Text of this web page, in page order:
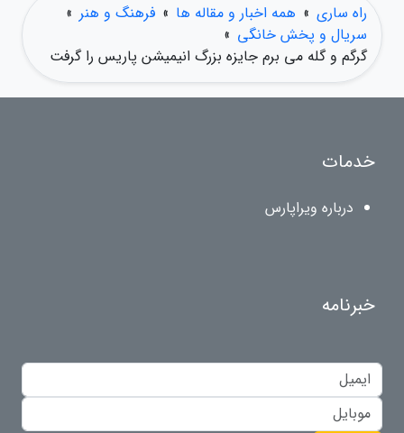
راه ساری » همه اخبار و مقاله ها » فرهنگ و هنر »
سریال و پخش خانگی »
گرگم و گله می برم جایزه بزرگ انیمیشن پاریس را گرفت
خدمات
درباره ویراپارس
خبرنامه